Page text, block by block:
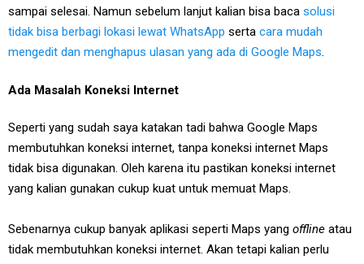
sampai selesai. Namun sebelum lanjut kalian bisa baca solusi
tidak bisa berbagi lokasi lewat WhatsApp serta cara mudah
mengedit dan menghapus ulasan yang ada di Google Maps.
Ada Masalah Koneksi Internet
Seperti yang sudah saya katakan tadi bahwa Google Maps
membutuhkan koneksi internet, tanpa koneksi internet Maps
tidak bisa digunakan. Oleh karena itu pastikan koneksi internet
yang kalian gunakan cukup kuat untuk memuat Maps.
Sebenarnya cukup banyak aplikasi seperti Maps yang offline atau
tidak membutuhkan koneksi internet. Akan tetapi kalian perlu